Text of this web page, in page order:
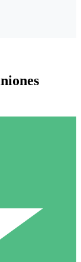
compromiso